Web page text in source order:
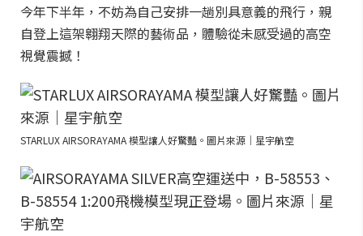
今年下半年，不妨為自己安排一趟別具意義的飛行，親
自登上這架翱翔天際的藝術品，體驗從未感受過的高空
視覺震撼！
STARLUX AIRSORAYAMA 模型讓人好驚豔。圖片來源｜星宇航空